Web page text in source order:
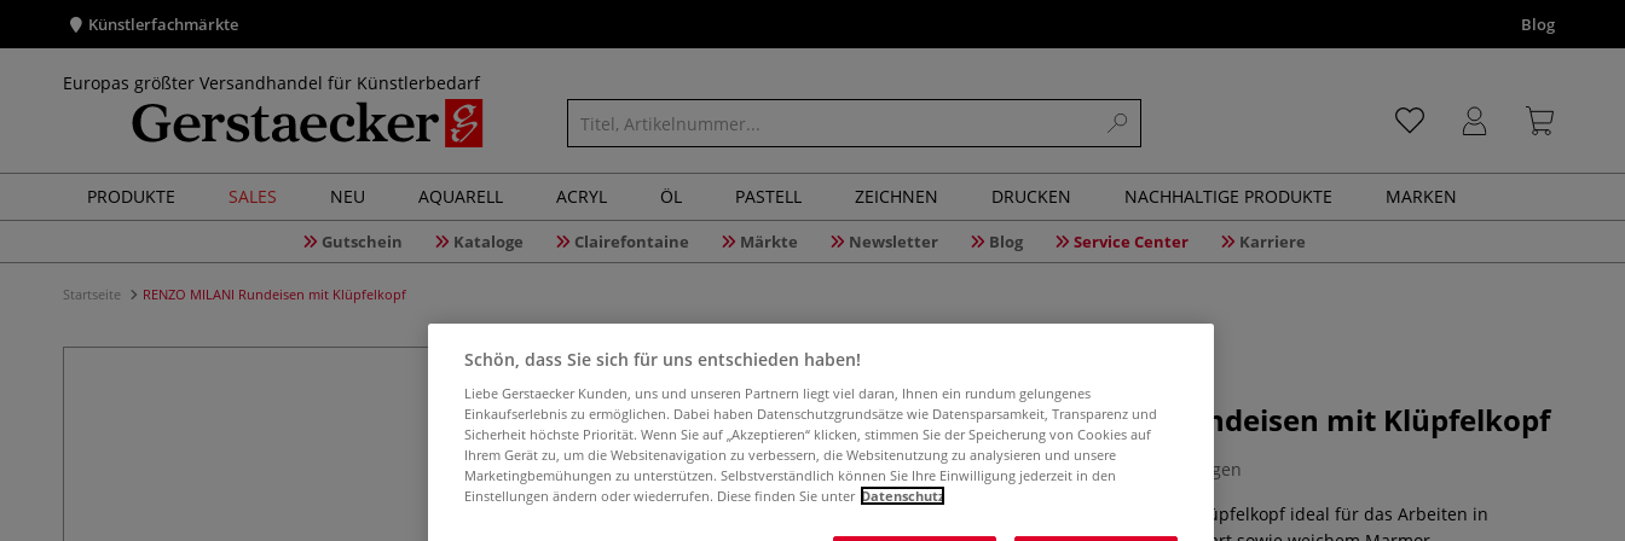
Künstlerfachmärkte Blog
Europas größter Versandhandel für Künstlerbedarf
PRODUKTE SALES NEU AQUARELL ACRYL ÖL PASTELL ZEICHNEN DRUCKEN NACHHALTIGE PRODUKTE MARKEN
Gutschein Kataloge Clairefontaine Märkte Newsletter Blog Service Center Karriere
Startseite RENZO MILANI Rundeisen mit Klüpfelkopf
RENZO MILANI Rundeisen mit Klüpfelkopf
0 Bewertungen
RENZO MILANI Rundeisen mit Klüpfelkopf ideal für das Arbeiten in
Schön, dass Sie sich für uns entschieden haben!
Liebe Gerstaecker Kunden, uns und unseren Partnern liegt viel daran, Ihnen ein rundum gelungenes
Einkaufserlebnis zu ermöglichen. Dabei haben Datenschutzgrundsätze wie Datensparsamkeit, Transparenz und
Sicherheit höchste Priorität. Wenn Sie auf „Akzeptieren“ klicken, stimmen Sie der Speicherung von Cookies auf
Ihrem Gerät zu, um die Websitenavigation zu verbessern, die Websitenutzung zu analysieren und unsere
Marketingbemühungen zu unterstützen. Selbstverständlich können Sie Ihre Einwilligung jederzeit in den
Einstellungen ändern oder wiederrufen. Diese finden Sie unter Datenschutz